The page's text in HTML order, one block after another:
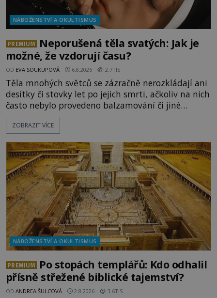
NÁBOŽENSTVÍ A OKULTISMUS
PREMIUM
Neporušená těla svatých: Jak je
možné, že vzdorují času?
OD EVA SOUKUPOVÁ 6.8.2026 2.7TIS
Těla mnohých světců se zázračně nerozkládají ani
desítky či stovky let po jejich smrti, ačkoliv na nich
často nebylo provedeno balzamování či jiné
pokusy o konzervaci. Neporušené ostatky bývají
považovány za důkaz svatosti zemřelých. Jaké
osobností ochraňují? Na hřbitově u kláštera
Milosrdných
ZOBRAZIT VÍCE
NÁBOŽENSTVÍ A OKULTISMUS
PREMIUM
Po stopách templářů: Kdo odhalil
přísně střežené biblické tajemství?
OD ANDREA ŠULCOVÁ 2.8.2026 3.6TIS